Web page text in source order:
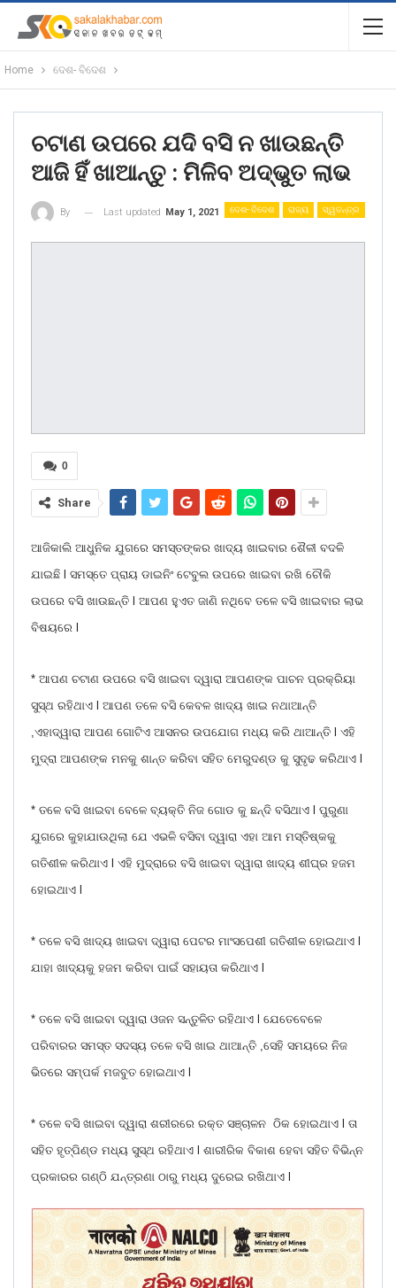
Home ଦେଶ- ବିଦେଶ
ଚଟାଣ ଉପରେ ଯଦି ବସି ନ ଖାଉଛନ୍ତି
ଆଜି ହିଁ ଖାଆନ୍ତୁ : ମିଳିବ ଅଦ୍ଭୁତ ଲାଭ
ଦେଶ- ବିଦେଶ ରାଜ୍ୟ ସ୍ୱତନ୍ତ୍ର
By Last updated May 1, 2021
0
Share
ଆଜିକାଲି ଆଧୁନିକ ଯୁଗରେ ସମସ୍ତଙ୍କର ଖାଦ୍ୟ ଖାଇବାର ଶୈଳୀ ବଦଳି
ଯାଇଛି l ସମସ୍ତେ ପ୍ରାୟ ଡାଇନିଂ ଟେବୁଲ ଉପରେ ଖାଇବା ରଖି ଚୌକି
ଉପରେ ବସି ଖାଉଛନ୍ତି l ଆପଣ ହୁଏତ ଜାଣି ନଥିବେ ତଳେ ବସି ଖାଇବାର ଲାଭ
ବିଷୟରେ l
* ଆପଣ ଚଟାଣ ଉପରେ ବସି ଖାଇବା ଦ୍ୱାରା ଆପଣଙ୍କ ପାଚନ ପ୍ରକ୍ରିୟା
ସୁସ୍ଥ ରହିଥାଏ l ଆପଣ ତଳେ ବସି କେବଳ ଖାଦ୍ୟ ଖାଇ ନଥାଆନ୍ତି
,ଏହାଦ୍ୱାରା ଆପଣ ଗୋଟିଏ ଆସନର ଉପଯୋଗ ମଧ୍ୟ କରି ଥାଆନ୍ତି l ଏହି
ମୁଦ୍ରା ଆପଣଙ୍କ ମନକୁ ଶାନ୍ତ କରିବା ସହିତ ମେରୁଦଣ୍ଡ କୁ ସୁଦୃଢ କରିଥାଏ l
* ତଳେ ବସି ଖାଇବା ବେଳେ ବ୍ୟକ୍ତି ନିଜ ଗୋଡ କୁ ଛନ୍ଦି ବସିଥାଏ l ପୁରୁଣା
ଯୁଗରେ କୁହାଯାଉଥିଲା ଯେ ଏଭଳି ବସିବା ଦ୍ୱାରା ଏହା ଆମ ମସ୍ତିଷ୍କକୁ
ଗତିଶୀଳ କରିଥାଏ l ଏହି ମୁଦ୍ରାରେ ବସି ଖାଇବା ଦ୍ୱାରା ଖାଦ୍ୟ ଶୀଘ୍ର ହଜମ
ହୋଇଥାଏ l
* ତଳେ ବସି ଖାଦ୍ୟ ଖାଇବା ଦ୍ୱାରା ପେଟର ମାଂସପେଶୀ ଗତିଶୀଳ ହୋଇଥାଏ l
ଯାହା ଖାଦ୍ୟକୁ ହଜମ କରିବା ପାଇଁ ସହାୟତା କରିଥାଏ l
* ତଳେ ବସି ଖାଇବା ଦ୍ୱାରା ଓଜନ ସନ୍ତୁଳିତ ରହିଥାଏ l ଯେତେବେଳେ
ପରିବାରର ସମସ୍ତ ସଦସ୍ୟ ତଳେ ବସି ଖାଇ ଥାଆନ୍ତି ,ସେହି ସମୟରେ ନିଜ
ଭିତରେ ସମ୍ପର୍କ ମଜବୁତ ହୋଇଥାଏ l
* ତଳେ ବସି ଖାଇବା ଦ୍ୱାରା ଶରୀରରେ ରକ୍ତ ସଞ୍ଚାଳନ ଠିକ ହୋଇଥାଏ l ତା
ସହିତ ହୃତ୍ପିଣ୍ଡ ମଧ୍ୟ ସୁସ୍ଥ ରହିଥାଏ l ଶାରୀରିକ ବିକାଶ ହେବା ସହିତ ବିଭିନ୍ନ
ପ୍ରକାରର ଗଣ୍ଠି ଯନ୍ତ୍ରଣା ଠାରୁ ମଧ୍ୟ ଦୁରେଇ ରଖିଥାଏ l